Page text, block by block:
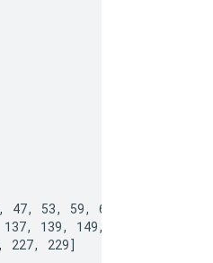
53, 59, 61, 67,
139, 149, 151,
227, 229]